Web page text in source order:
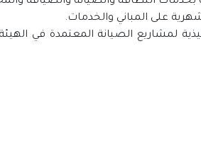
لمشاريع الصيانة المعتمدة في